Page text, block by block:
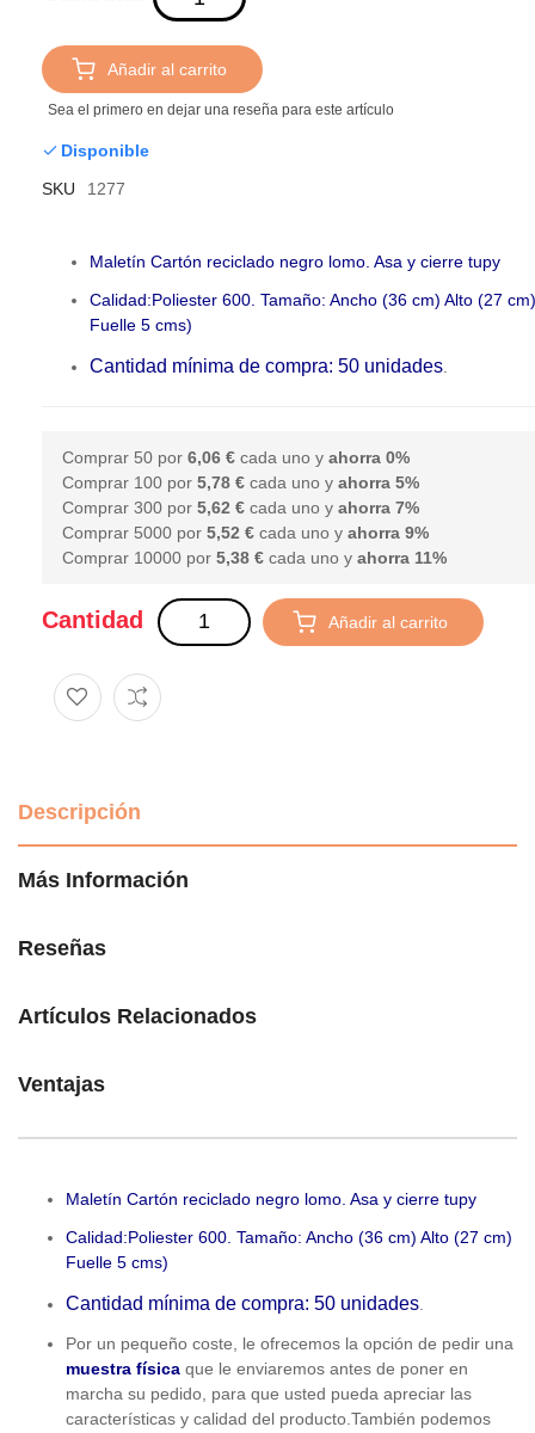
Añadir al carrito
Sea el primero en dejar una reseña para este artículo
Disponible
SKU
1277
Maletín Cartón reciclado negro lomo. Asa y cierre tupy
Calidad:Poliester 600. Tamaño: Ancho (36 cm) Alto (27 cm)
Fuelle 5 cms)
Cantidad mínima de compra: 50 unidades
Comprar 50 por6,06 € cada uno yahorra0%
Comprar 100 por5,78 € cada uno yahorra5%
Comprar 300 por5,62 € cada uno yahorra7%
Comprar 5000 por5,52 € cada uno yahorra9%
Comprar 10000 por5,38 € cada uno yahorra 11%
Cantidad Añadir al carrito
Descripción
Más Información
Reseñas
Artículos Relacionados
Ventajas
Maletín Cartón reciclado negro lomo. Asa y cierre tupy
Calidad:Poliester 600. Tamaño: Ancho (36 cm) Alto (27 cm)
Fuelle 5 cms)
Cantidad mínima de compra: 50 unidades
Por un pequeño coste, le ofrecemos la opción de pedir una
muestra física que le enviaremos antes de poner en
marcha su pedido, para que usted pueda apreciar las
características y calidad del producto.También podemos